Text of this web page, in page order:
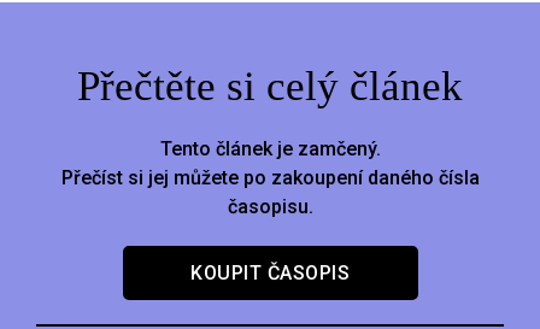
Přečtěte si celý článek
Tento článek je zamčený.
Přečíst si jej můžete po zakoupení daného čísla
časopisu.
KOUPIT ČASOPIS